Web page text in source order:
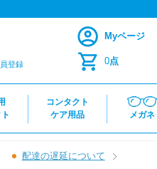
登録
Myページ
0点
コンタクト
ケア用品
メガネ
配達の遅延について